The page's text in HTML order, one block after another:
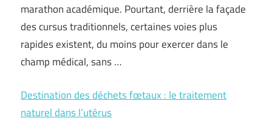
marathon académique. Pourtant, derrière la façade
des cursus traditionnels, certaines voies plus
rapides existent, du moins pour exercer dans le
champ médical, sans …
Destination des déchets fœtaux : le traitement
naturel dans l’utérus